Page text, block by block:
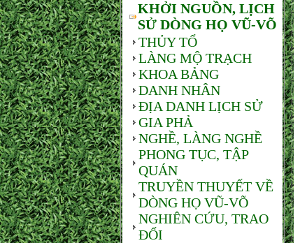
KHỞI NGUỒN, LỊCH
SỬ DÒNG HỌ VŨ-VÕ
THỦY TỔ
LÀNG MỘ TRẠCH
KHOA BẢNG
DANH NHÂN
ĐỊA DANH LỊCH SỬ
GIA PHẢ
NGHỀ, LÀNG NGHỀ
PHONG TỤC, TẬP
QUÁN
TRUYỀN THUYẾT VỀ
DÒNG HỌ VŨ-VÕ
NGHIÊN CỨU, TRAO
ĐỔI